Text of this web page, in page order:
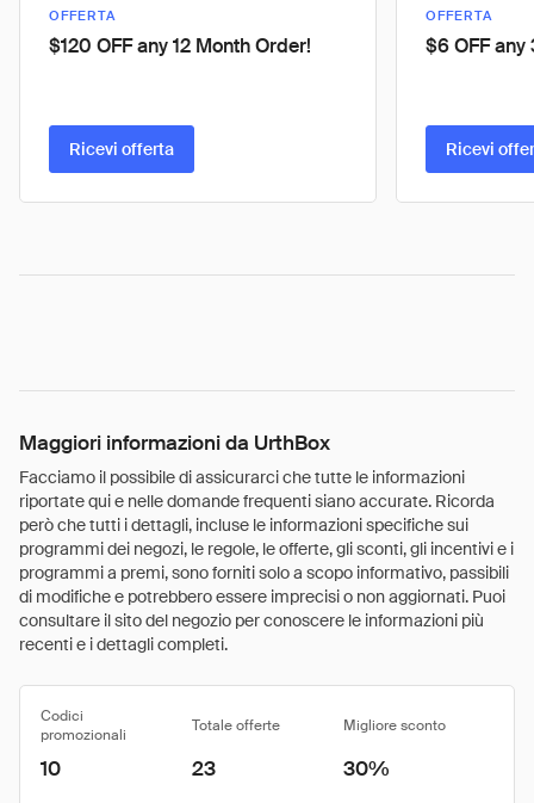
OFFERTA
$120 OFF any 12 Month Order!
Ricevi offerta
OFFERTA
$6 OFF
Ricevi
Maggiori informazioni da UrthBox
Facciamo il possibile di assicurarci che tutte le informazioni
riportate qui e nelle domande frequenti siano accurate. Ricorda
però che tutti i dettagli, incluse le informazioni specifiche sui
programmi dei negozi, le regole, le offerte, gli sconti, gli incentivi e i
programmi a premi, sono forniti solo a scopo informativo, passibili
di modifiche e potrebbero essere imprecisi o non aggiornati. Puoi
consultare il sito del negozio per conoscere le informazioni più
recenti e i dettagli completi.
Codici
promozionali
Totale offerte Migliore sconto
10 23 30%